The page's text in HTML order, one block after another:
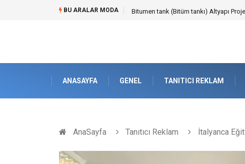
BU ARALAR MODA Güvenilir Chip Satışı: Kesintisiz Poker
ANASAYFA GENEL TANITICI REKLAM
AnaSayfa Tanıtıcı Reklam İtalyanca